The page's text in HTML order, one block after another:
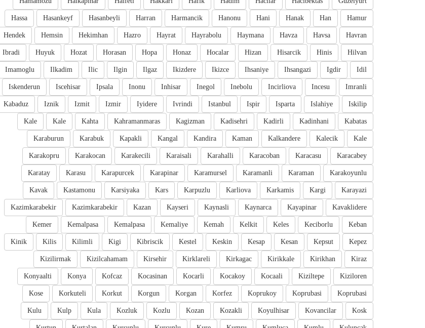
Hamur
Han
Hanak
Hani
Hanonu
Harmancik
Harran
Hasanbeyli
Hasankeyf
Hassa
Havran
Havsa
Havza
Haymana
Hayrabolu
Hayrat
Hazro
Hekimhan
Hemsin
Hendek
Hilvan
Hinis
Hisarcik
Hizan
Hocalar
Honaz
Hopa
Horasan
Hozat
Huyuk
Ibradi
Idil
Igdir
Ihsangazi
Ihsaniye
Ikizce
Ikizdere
Ilgaz
Ilgin
Ilic
Ilkadim
Imamoglu
Imranli
Incesu
Incirliova
Inebolu
Inegol
Inhisar
Inonu
Ipsala
Iscehisar
Iskenderun
Iskilip
Islahiye
Isparta
Ispir
Istanbul
Ivrindi
Iyidere
Izmir
Izmit
Iznik
Kabaduz
Kabatas
Kadinhani
Kadirli
Kadisehri
Kagizman
Kahramanmaras
Kahta
Kale
Kale
Kale
Kalecik
Kalkandere
Kaman
Kandira
Kangal
Kapakli
Karabuk
Karaburun
Karacabey
Karacasu
Karacoban
Karahalli
Karaisali
Karakecili
Karakocan
Karakopru
Karakoyunlu
Karaman
Karamanli
Karamursel
Karapinar
Karapurcek
Karasu
Karatay
Karayazi
Kargi
Karkamis
Karliova
Karpuzlu
Kars
Karsiyaka
Kastamonu
Kavak
Kavaklidere
Kayapinar
Kaynarca
Kaynasli
Kayseri
Kazan
Kazimkarabekir
Kazimkarabekir
Keban
Keciborlu
Keles
Kelkit
Kemah
Kemaliye
Kemalpasa
Kemalpasa
Kemer
Kepez
Kepsut
Kesan
Kesap
Keskin
Kestel
Kibriscik
Kigi
Kilimli
Kilis
Kinik
Kiraz
Kirikhan
Kirikkale
Kirkagac
Kirklareli
Kirsehir
Kizilcahamam
Kizilirmak
Kiziloren
Kiziltepe
Kocaali
Kocakoy
Kocarli
Kocasinan
Kofcaz
Konya
Konyaalti
Koprubasi
Koprubasi
Koprukoy
Korfez
Korgan
Korgun
Korkut
Korkuteli
Kose
Kosk
Kovancilar
Koyulhisar
Kozakli
Kozan
Kozlu
Kozluk
Kula
Kulp
Kulu